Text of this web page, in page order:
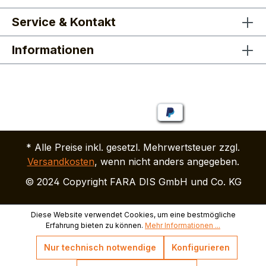
Service & Kontakt
Informationen
* Alle Preise inkl. gesetzl. Mehrwertsteuer zzgl.
Versandkosten, wenn nicht anders angegeben.
© 2024 Copyright FARA DIS GmbH und Co. KG
Diese Website verwendet Cookies, um eine bestmögliche
Erfahrung bieten zu können. Mehr Informationen ...
Nur technisch notwendige Konfigurieren